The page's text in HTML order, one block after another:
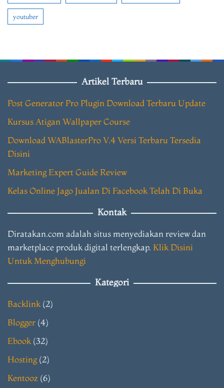
youtuber
Artikel Terbaru
Post Generator Pro Plugin Download Terbaru Update
Kursus Atigan Wallpaper Course
Download WABlasterPro V.4 Versi Terbaru Tersedia
Disini
Marketing Expert Guide Review
Kelas Online Jago Jualan Di Facebook Telah Di Buka
Kontak
Diratakan.com adalah situs menyediakan review dan
marketplace produk digital terlengkap. Klik Disini
Untuk Menghubungi
Kategori
Backlink (2)
Blogger (4)
Ebook (32)
Hosting(2)
Kentooz (6)